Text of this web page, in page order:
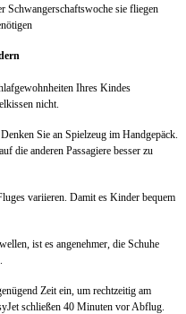
Schwangerschaftswoche sie fliegen
Ihres Kindes
nicht.
Sie an Spielzeug im Handgepäck.
die anderen Passagiere besser zu
variieren. Damit es Kinder bequem
ist es angenehmer, die Schuhe
Zeit ein, um rechtzeitig am
schließen 40 Minuten vor Abflug.